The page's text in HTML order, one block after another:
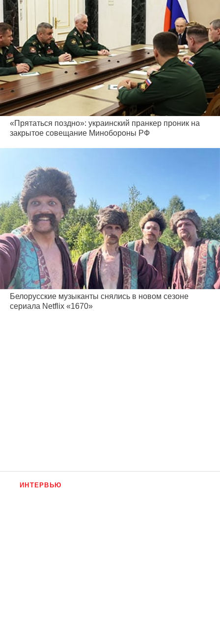
«Прятаться поздно»: украинский пранкер проник на
закрытое совещание Минобороны РФ
Белорусские музыканты снялись в новом сезоне
сериала Netflix «1670»
ИНТЕРВЬЮ